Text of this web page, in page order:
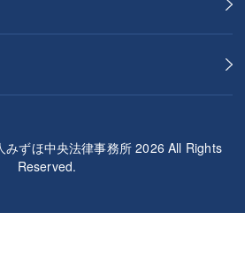
ずほ中央法律事務所 2026 All Rights
Reserved.